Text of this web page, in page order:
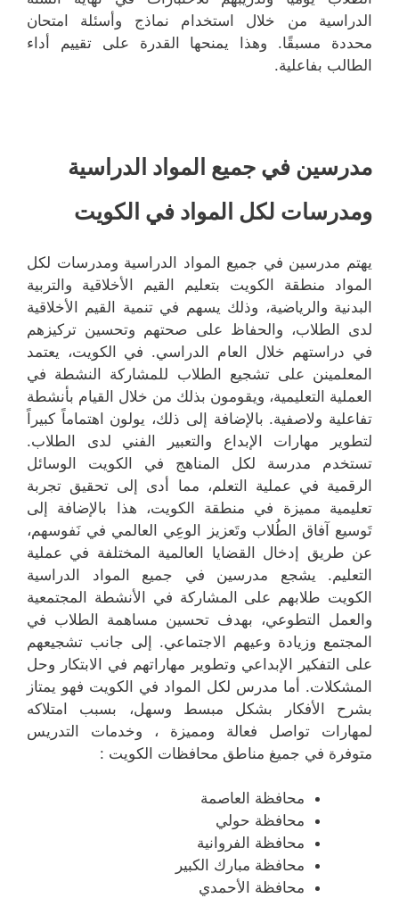
الدراسية من خلال استخدام نماذج وأسئلة امتحان
محددة مسبقًا. وهذا يمنحها القدرة على تقييم أداء
الطالب بفاعلية.
مدرسين في جميع المواد الدراسية
ومدرسات لكل المواد في الكويت
يهتم مدرسين في جميع المواد الدراسية ومدرسات لكل
المواد منطقة الكويت بتعليم القيم الأخلاقية والتربية
البدنية والرياضية، وذلك يسهم في تنمية القيم الأخلاقية
لدى الطلاب، والحفاظ على صحتهم وتحسين تركيزهم
في دراستهم خلال العام الدراسي. في الكويت، يعتمد
المعلمينن على تشجيع الطلاب للمشاركة النشطة في
العملية التعليمية، ويقومون بذلك من خلال القيام بأنشطة
تفاعلية ولاصفية. بالإضافة إلى ذلك، يولون اهتماماً كبيراً
لتطوير مهارات الإبداع والتعبير الفني لدى الطلاب.
تستخدم مدرسة لكل المناهج في الكويت الوسائل
الرقمية في عملية التعلم، مما أدى إلى تحقيق تجربة
تعليمية مميزة في منطقة الكويت، هذا بالإضافة إلى
تَوسيع آفاق الطُلاب وتَعزيز الوعِي العالمي في نَفوسهم،
عن طريق إدخال القضايا العالمية المختلفة في عملية
التعليم. يشجع مدرسين في جميع المواد الدراسية
الكويت طلابهم على المشاركة في الأنشطة المجتمعية
والعمل التطوعي، بهدف تحسين مساهمة الطلاب في
المجتمع وزيادة وعيهم الاجتماعي. إلى جانب تشجيعهم
على التفكير الإبداعي وتطوير مهاراتهم في الابتكار وحل
المشكلات. أما مدرس لكل المواد في الكويت فهو يمتاز
بشرح الأفكار بشكل مبسط وسهل، بسبب امتلاكه
لمهارات تواصل فعالة ومميزة ، وخدمات التدريس
متوفرة في جميغ مناطق محافظات الكويت :
محافظة العاصمة
محافظة حولي
محافظة الفروانية
محافظة مبارك الكبير
محافظة الأحمدي